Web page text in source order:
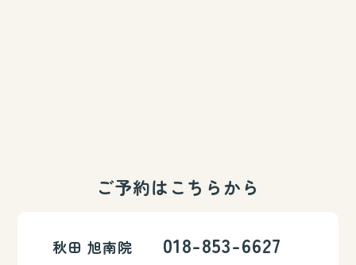
ご予約はこちらから
秋田 旭南院 018-853-6627